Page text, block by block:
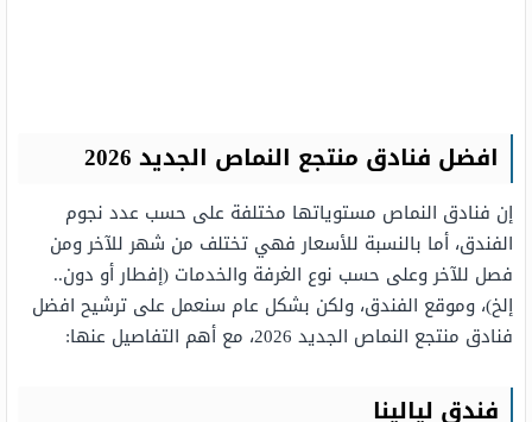
افضل فنادق منتجع النماص الجديد 2026
إن فنادق النماص مستوياتها مختلفة على حسب عدد نجوم
الفندق، أما بالنسبة للأسعار فهي تختلف من شهر للآخر ومن
فصل للآخر وعلى حسب نوع الغرفة والخدمات (إفطار أو دون..
إلخ)، وموقع الفندق، ولكن بشكل عام سنعمل على ترشيح افضل
فنادق منتجع النماص الجديد 2026، مع أهم التفاصيل عنها:
فندق ليالينا